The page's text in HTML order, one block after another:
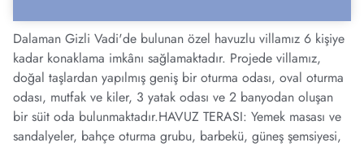
Dalaman Gizli Vadi'de bulunan özel havuzlu villamız 6 kişiye
kadar konaklama imkânı sağlamaktadır. Projede villamız,
doğal taşlardan yapılmış geniş bir oturma odası, oval oturma
odası, mutfak ve kiler, 3 yatak odası ve 2 banyodan oluşan
bir süit oda bulunmaktadır.HAVUZ TERASI: Yemek masası ve
sandalyeler, bahçe oturma grubu, barbekü, güneş şemsiyesi,